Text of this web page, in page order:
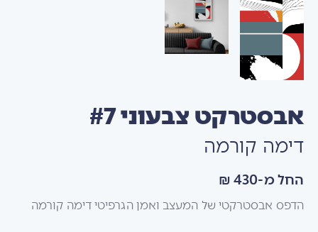
אבסטרקט צבעוני #7
דימה קורמה
החל מ-430 ₪
הדפס אבסטרקטי של המעצב ואמן הגרפיטי דימה קורמה